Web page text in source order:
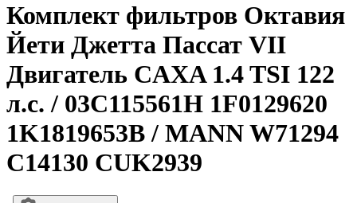
Комплект фильтров Октавия
Йети Джетта Пассат VII
Двигатель CAXA 1.4 TSI 122
л.с. / 03C115561H 1F0129620
1K1819653B / MANN W71294
C14130 CUK2939